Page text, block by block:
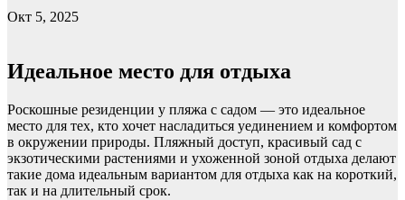
Окт 5, 2025
Идеальное место для отдыха
Роскошные резиденции у пляжа с садом — это идеальное
место для тех, кто хочет насладиться уединением и комфортом
в окружении природы. Пляжный доступ, красивый сад с
экзотическими растениями и ухоженной зоной отдыха делают
такие дома идеальным вариантом для отдыха как на короткий,
так и на длительный срок.